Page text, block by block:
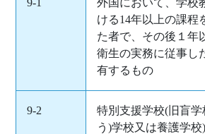
9-1
外国において、学校
ける14年以上の課程
た者で、その後１年
衛生の実務に従事し
有するもの
9-2
特別支援学校(旧盲学
う)学校又は養護学